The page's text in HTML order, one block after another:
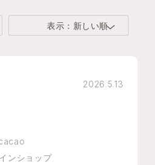
表示：新しい順
2026.5.13
ンショップ